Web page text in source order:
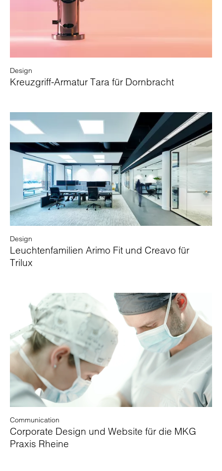
Design
Kreuzgriff-Armatur Tara für Dornbracht
Design
Leuchtenfamilien Arimo Fit und Creavo für
Trilux
Communication
Corporate Design und Website für die MKG
Praxis Rheine